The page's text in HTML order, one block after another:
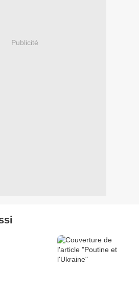
Publicité